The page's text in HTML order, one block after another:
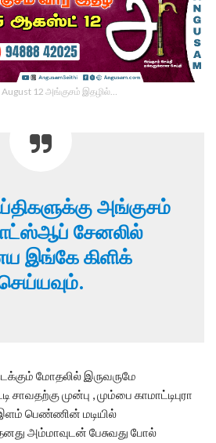
12 அங்குசம் இதழில்…
அங்குசம்
சேனலில்
இங்கே கிளிக்
மோதலில் இருவருமே
சாவதற்கு முன்பு , மும்பை காமாட்டிபுரா
இளம் பெண்ணின் மடியில்
அம்மாவுடன் பேசுவது போல்